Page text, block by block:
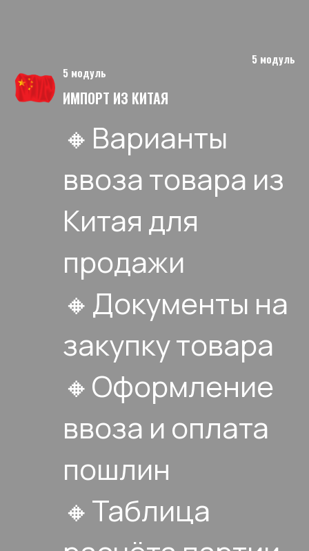
5 модуль
5 модуль
ИМПОРТ ИЗ КИТАЯ
🔸Варианты
ввоза товара из
Китая для
продажи
🔸Документы на
закупку товара
🔸Оформление
ввоза и оплата
пошлин
🔸Таблица